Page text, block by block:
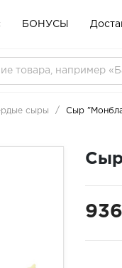
БОНУСЫ
сыры Сыр
936